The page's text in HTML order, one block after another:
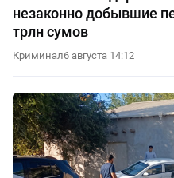
незаконно добывшие
трлн сумов
Криминал6 августа 14:12